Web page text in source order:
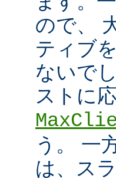
ので、
ティブ
ないで
ストに
う。 一
は、ス